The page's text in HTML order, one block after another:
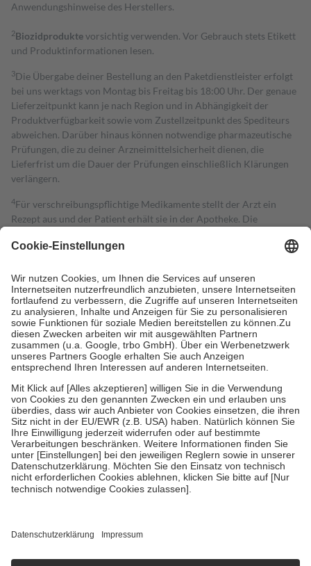
Anwendungshinweise des Herstellers.
2Biozidproduktevorsichtig verwenden. Vor Gebrauch stets Etikett
und Produktinformationen lesen.
3Die Übergabe deiner Bestellung an den Paketdienstleister erfolgt
bei uns werktags von Montag bis Freitag bis 18:00 Uhr. Der genaue
Lieferzeitpunkt kann je nach Region und in Abhängigkeit der
Produktverfügbarkeit sowie vom Zustellzeitpunkt des Spediteurs
abweichen. Darüber hinaus können notwendige pharmazeutische
Prüfungen, die zu deiner Arzneimittelsicherheit dienen, die
Lieferfrist um die Dauer der Prüfungen einschließlich Klärungen
verlängern.
4Für verschreibungspflichtige Medikamente stellt der Arzt ein
Rezept aus und der Patient erhält sie in der Apotheke. Die
Kosten dafür, der Versicherte trägt einen Teil davon als Zuzahlung
Grundsätzlich leisten Mitglieder Zuzahlungen in Höhe von zehn
Prozent des Abgabepreises,mindestensjedochfünf Euround
höchstens zehn Euro.Es sind jedoch nie mehr als die tatsächlichen
Kosten der Leistung zu entrichten.
Diese Regeln gelten grundsätzlich auch für Online-Apotheken.
Bei Heilmitteln und häuslicher Krankenpflege beträgt die
Zuzahlung zehn Prozent der Kosten sowie zehn Euro je
Um das Engagement der Versicherten für ihre eigene Gesundheit zu
stärken und die besondere Stellung der Familie zu unterstützen,
fallenkeine Zuzahlungen an bei:
• Kindern und Jugendlichen bis zum vollendeten 18. Lebensjahr
mit Ausnahme der Fahrkosten
• Untersuchungen zur Vorsorge und Früherkennung, die von der
GKV getragen werden
• empfohlenen Schutzimpfungen
Wir nutzen Trusted Shops als unabhängigen Dienstleister für die